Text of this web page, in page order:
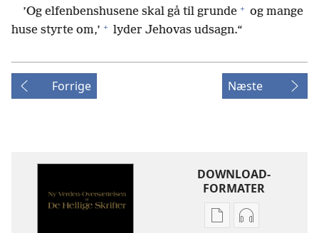
’Og elfenbenshusene skal gå til grunde + og mange
huse styrte om,’ + lyder Jehovas udsagn.“
Forrige Næste
DOWNLOAD-
FORMATER
IndstillingerIndstillinger